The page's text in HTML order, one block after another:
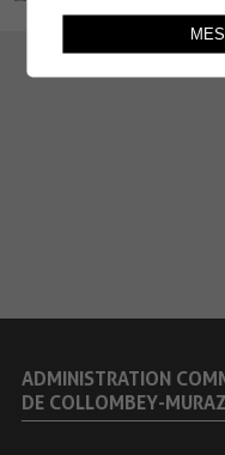
ADMINISTRATION
DE COLLOMBEY-MURAZ